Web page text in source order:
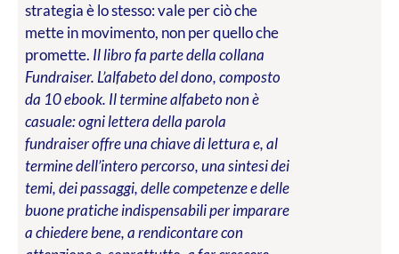
strategia è lo stesso: vale per ciò che
mette in movimento, non per quello che
promette. Il libro fa parte della collana
Fundraiser. L’alfabeto del dono, composto
da 10 ebook. Il termine alfabeto non è
casuale: ogni lettera della parola
fundraiser offre una chiave di lettura e, al
termine dell’intero percorso, una sintesi dei
temi, dei passaggi, delle competenze e delle
buone pratiche indispensabili per imparare
a chiedere bene, a rendicontare con